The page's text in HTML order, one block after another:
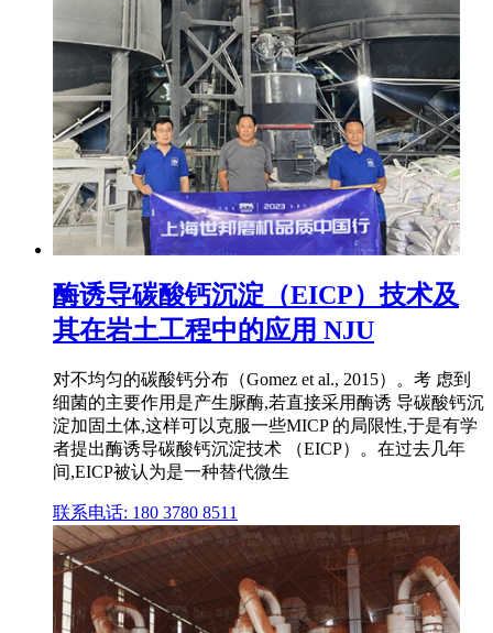
酶诱导碳酸钙沉淀（EICP）技术及
其在岩土工程中的应用 NJU
对不均匀的碳酸钙分布（Gomez et al., 2015）。考 虑到
细菌的主要作用是产生脲酶,若直接采用酶诱 导碳酸钙沉
淀加固土体,这样可以克服一些MICP 的局限性,于是有学
者提出酶诱导碳酸钙沉淀技术 （EICP）。在过去几年
间,EICP被认为是一种替代微生
联系电话: 180 3780 8511